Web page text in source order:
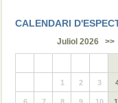
CALENDARI
Juliol 2026 >>
1 2 3